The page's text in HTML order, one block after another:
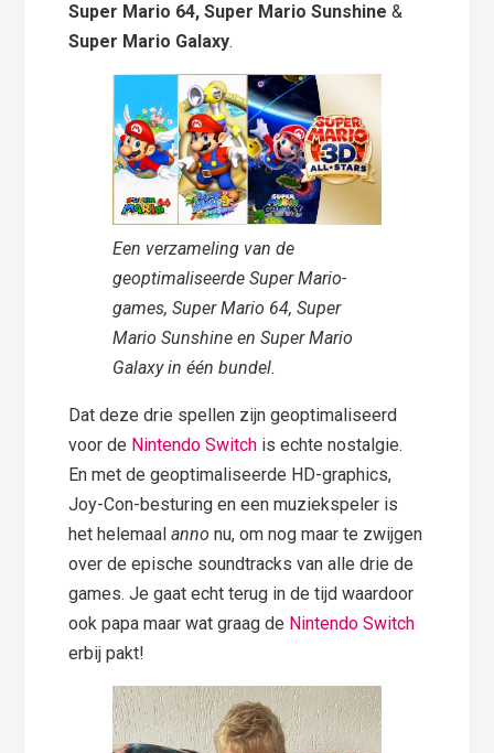
Super Mario 64, Super Mario Sunshine&
Super Mario Galaxy.
Een verzameling van de
geoptimaliseerde Super Mario-
games, Super Mario 64, Super
Mario Sunshine en Super Mario
Galaxy in één bundel.
Dat deze drie spellen zijn geoptimaliseerd
voor de Nintendo Switch is echte nostalgie.
En met de geoptimaliseerde HD-graphics,
Joy-Con-besturing en een muziekspeler is
het helemaalanno nu, om nog maar te zwijgen
over de epische soundtracks van alle drie de
games. Je gaat echt terug in de tijd waardoor
ook papa maar wat graag de Nintendo Switch
erbij pakt!